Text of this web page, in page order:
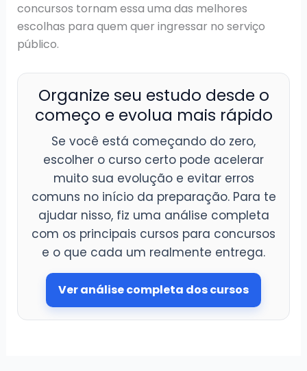
concursos tornam essa uma das melhores
escolhas para quem quer ingressar no serviço
público.
Organize seu estudo desde o
começo e evolua mais rápido
Se você está começando do zero,
escolher o curso certo pode acelerar
muito sua evolução e evitar erros
comuns no início da preparação. Para te
ajudar nisso, fiz uma análise completa
com os principais cursos para concursos
e o que cada um realmente entrega.
Ver análise completa dos cursos